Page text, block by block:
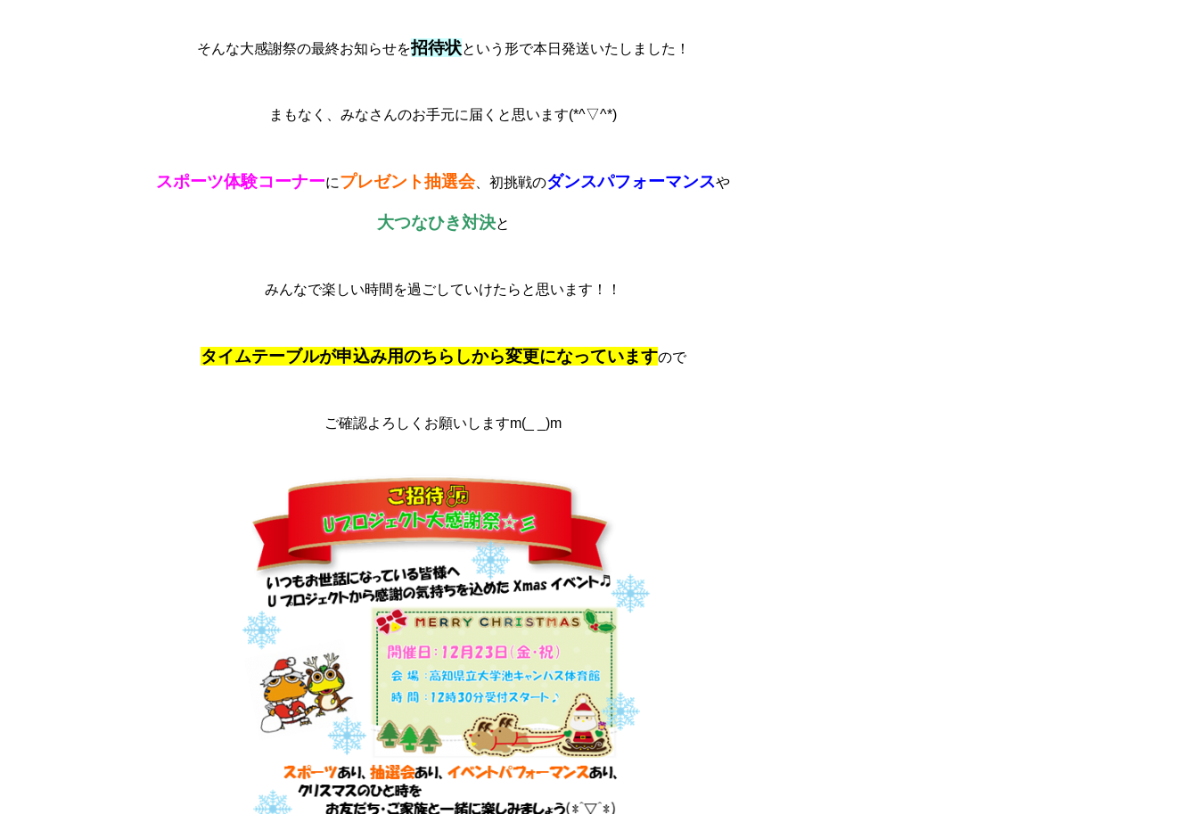
そんな大感謝祭の最終お知らせを招待状という形で本日発送いたしました！
まもなく、みなさんのお手元に届くと思います(*^▽^*)
スポーツ体験コーナーにプレゼント抽選会、初挑戦のダンスパフォーマンスや
大つなひき対決と
みんなで楽しい時間を過ごしていけたらと思います！！
タイムテーブルが申込み用のちらしから変更になっていますので
ご確認よろしくお願いしますm(_ _)m